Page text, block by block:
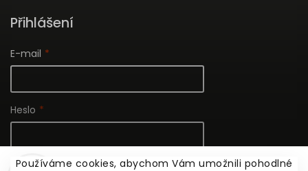
Používáme cookies, abychom Vám umožnili pohodlné
Přihlášení
E-mail
Heslo